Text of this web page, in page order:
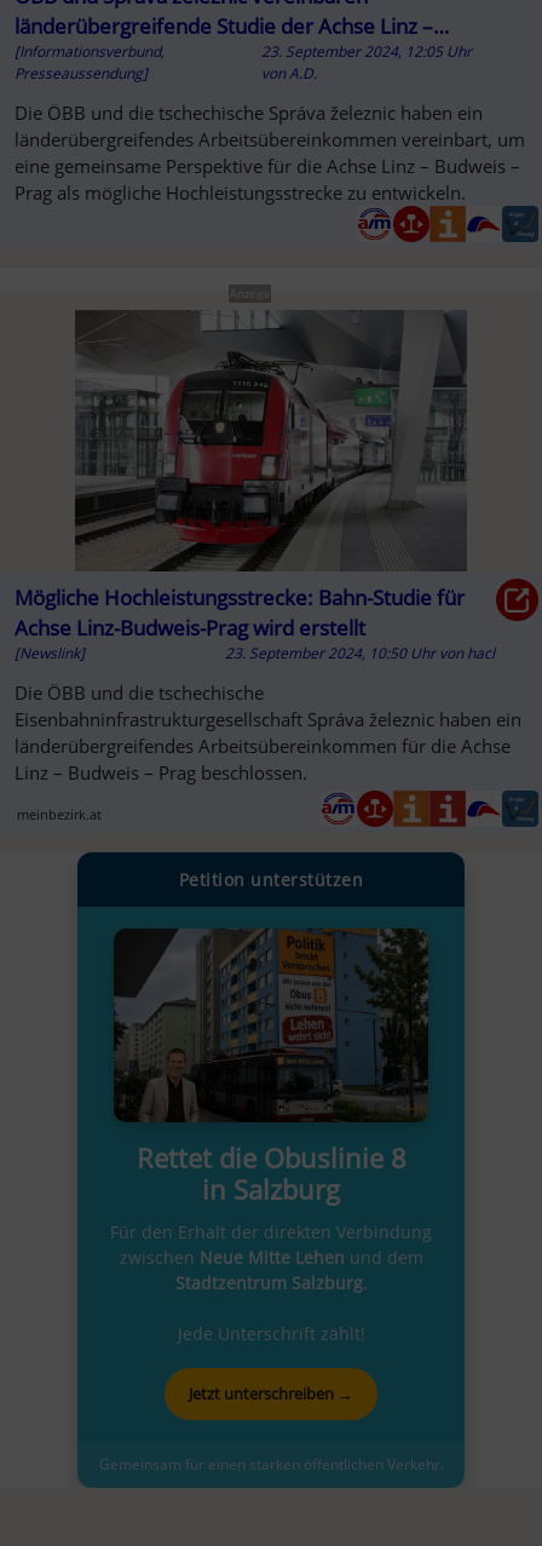
länderübergreifende Studie der Achse Linz –
Budweis – Prag
[Informationsverbund,
Presseaussendung]
23. September 2024, 12:05 Uhr
vonA.D.
Die ÖBB und die tschechische Správa železnic haben ein
länderübergreifendes Arbeitsübereinkommen vereinbart, um
eine gemeinsame Perspektive für die Achse Linz – Budweis –
Prag als mögliche Hochleistungsstrecke zu entwickeln.
Anzeige
Mögliche Hochleistungsstrecke: Bahn-Studie für
Achse Linz-Budweis-Prag wird erstellt
[Newslink] 23. September 2024, 10:50 Uhr vonhacl
Die ÖBB und die tschechische
Eisenbahninfrastrukturgesellschaft Správa železnic haben ein
länderübergreifendes Arbeitsübereinkommen für die Achse
Linz – Budweis – Prag beschlossen.
meinbezirk.at
Petition unterstützen
Rettet die Obuslinie 8
in Salzburg
Für den Erhalt der direkten Verbindung
zwischen Neue Mitte Lehen und dem
Stadtzentrum Salzburg.
Jede Unterschrift zählt!
Jetzt unterschreiben →
Gemeinsam für einen starken öffentlichen Verkehr.